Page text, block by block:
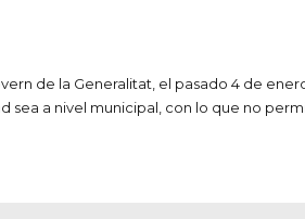
de la Generalitat, el pasado 4 de
a nivel municipal, con lo que no